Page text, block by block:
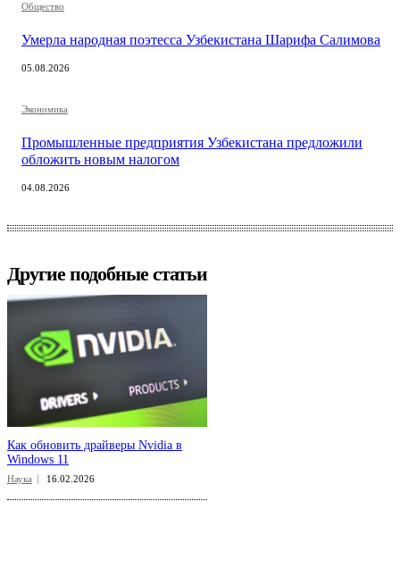
Общество
Умерла народная поэтесса Узбекистана Шарифа Салимова
05.08.2026
Экономика
Промышленные предприятия Узбекистана предложили
обложить новым налогом
04.08.2026
Другие подобные статьи
Как обновить драйверы Nvidia в
Windows 11
Наука 16.02.2026